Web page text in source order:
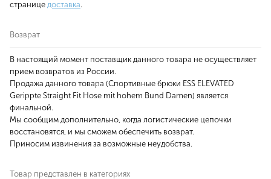
странице доставка.
Возврат
В настоящий момент поставщик данного товара не осуществляет
прием возвратов из России.
Продажа данного товара (Спортивные брюки ESS ELEVATED
Gerippte Straight Fit Hose mit hohem Bund Damen) является
финальной.
Мы сообщим дополнительно, когда логистические цепочки
восстановятся, и мы сможем обеспечить возврат.
Приносим извинения за возможные неудобства.
Товар представлен в категориях